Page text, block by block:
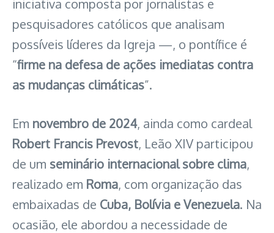
iniciativa composta por jornalistas e
pesquisadores católicos que analisam
possíveis líderes da Igreja —, o pontífice é
“firme na defesa de ações imediatas contra
as mudanças climáticas”.
Em novembro de 2024, ainda como cardeal
Robert Francis Prevost, Leão XIV participou
de um seminário internacional sobre clima,
realizado em Roma, com organização das
embaixadas de Cuba, Bolívia e Venezuela. Na
ocasião, ele abordou a necessidade de